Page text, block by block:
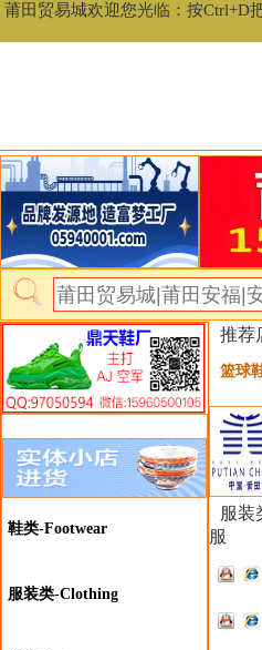
莆田贸易城欢迎您光临：按Ctrl+D
鞋类-Footwear
服装类-Clothing
推荐
篮球
服装
服